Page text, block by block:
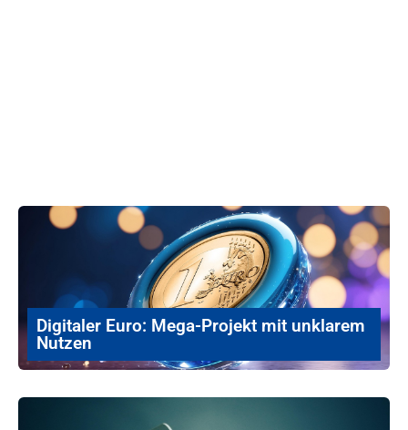
Digitaler Euro: Mega-Projekt mit unklarem
Nutzen